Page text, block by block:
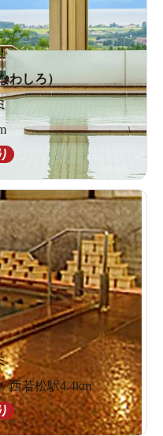
泉の熱によって噴き出
噴き出す大変珍しいタイ
飲料の蓋をあけた時の
って謎が多いな。もち
砂糖は入っていないの
わしろ）
西若松駅4.4km